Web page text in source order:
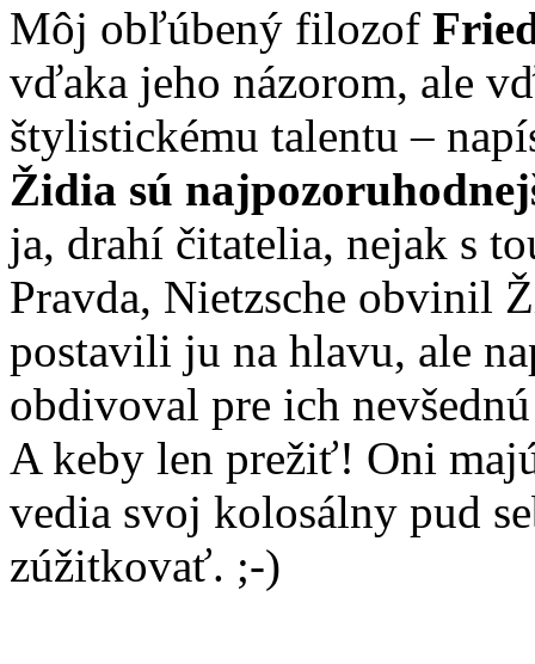
Môj obľúbený filozof
vďaka jeho názorom, ale
štylistickému talentu –
Židia sú
ja, drahí čitatelia, nejak s
Pravda, Nietzsche obvinil
postavili ju na hlavu, ale
obdivoval pre ich
A keby len prežiť! Oni
vedia svoj kolosálny pud
zúžitkovať. ;-)